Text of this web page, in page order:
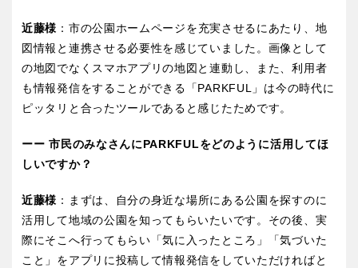
愛知
近藤様 ：市の公園ホームページを充実させるにあたり、地
図情報と連携させる必要性を感じていました。画像として
の地図でなくスマホアプリの地図と連動し、また、利用者
も情報発信をすることができる「PARKFUL」は今の時代に
ピッタリと合ったツールであると感じたためです。
ーー 市民のみなさんにPARKFULをどのように活用してほ
しいですか？
近藤様 ：まずは、自分の身近な場所にある公園を探すのに
活用して地域の公園を知ってもらいたいです。その後、実
際にそこへ行ってもらい「気に入ったところ」「気づいた
こと」をアプリに投稿して情報発信をしていただければと